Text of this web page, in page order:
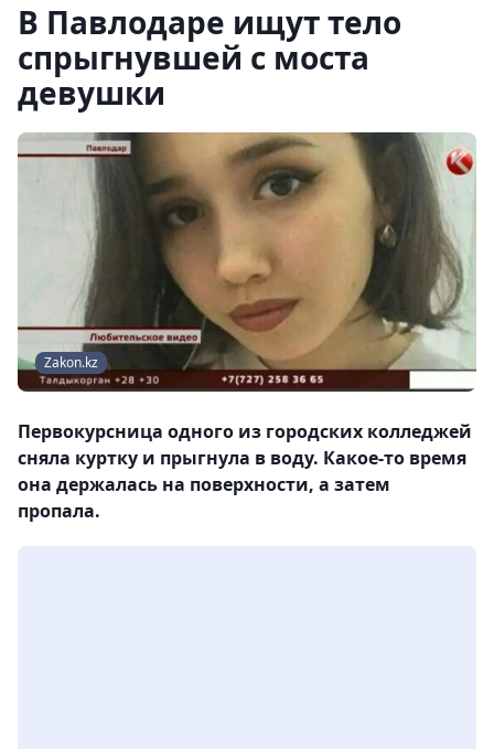
В Павлодаре ищут тело
спрыгнувшей с моста
девушки
Zakon.kz
Первокурсница одного из городских колледжей
сняла куртку и прыгнула в воду. Какое-то время
она держалась на поверхности, а затем
пропала.